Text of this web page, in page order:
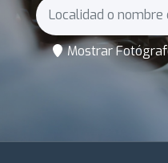
Mostrar